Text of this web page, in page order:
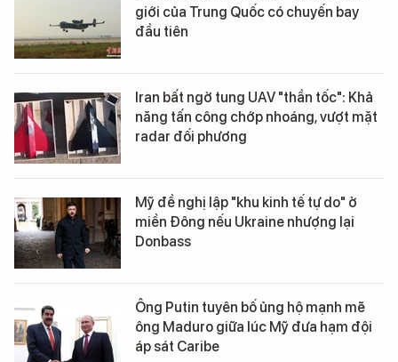
giới của Trung Quốc có chuyến bay
đầu tiên
Iran bất ngờ tung UAV "thần tốc": Khả
năng tấn công chớp nhoáng, vượt mặt
radar đối phương
Mỹ đề nghị lập "khu kinh tế tự do" ở
miền Đông nếu Ukraine nhượng lại
Donbass
Ông Putin tuyên bố ủng hộ mạnh mẽ
ông Maduro giữa lúc Mỹ đưa hạm đội
áp sát Caribe